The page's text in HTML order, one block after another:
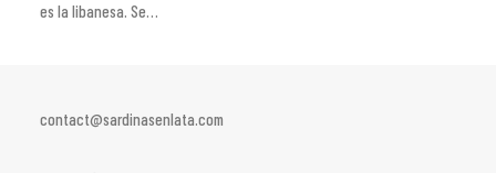
es la libanesa. Se…
contact@sardinasenlata.com